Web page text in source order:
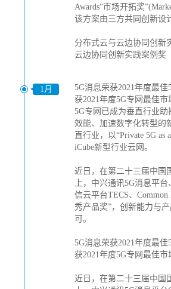
Awards“市场开拓奖
该方案由三方共同创新设
分布式云与云边协同创新
云边协同创新实践案例奖
1月
5G消息荣获2021年度最
获2021年度5G专网最佳市
5G专网已成为垂直行业
效能、加速数字化转型的
直行业，以“Private 5G as
iCube新型行业云网。
近日，在第二十三届中国
上，中兴通讯5G消息平
信云平台TECS、
秀产品奖”，创新能力与
可。
5G消息荣获2021年度最
获2021年度5G专网最佳市
近日，在第二十三届中国